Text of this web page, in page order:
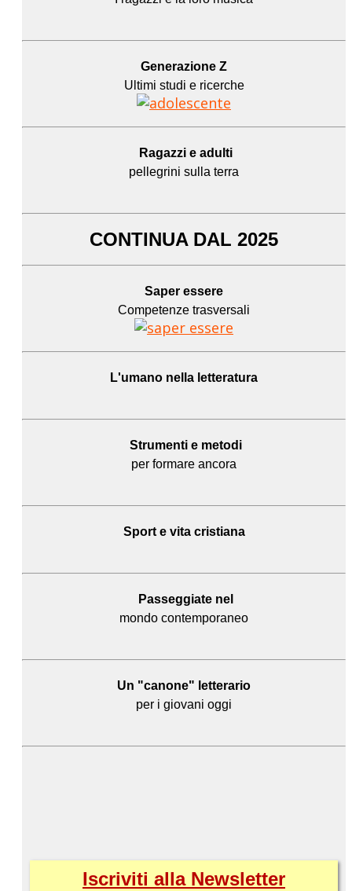
Generazione Z
Ultimi studi e ricerche
Ragazzi e adulti
pellegrini sulla terra
CONTINUA DAL 2025
Saper essere
Competenze trasversali
L'umano nella letteratura
Strumenti e metodi
per formare ancora
Sport e vita cristiana
Passeggiate nel
mondo contemporaneo
Un "canone" letterario
per i giovani oggi
Iscriviti alla Newsletter